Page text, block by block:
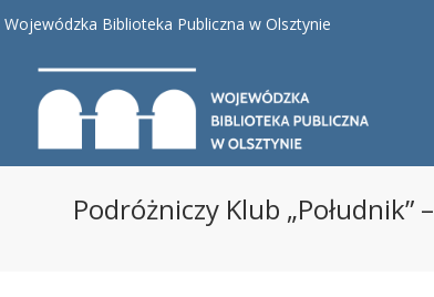
Wojewódzka Biblioteka Publiczna w Olsztynie
Podróżniczy Klub „Południk”